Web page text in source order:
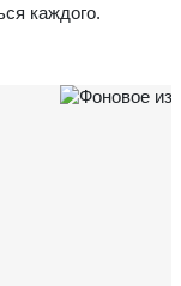
каждого.